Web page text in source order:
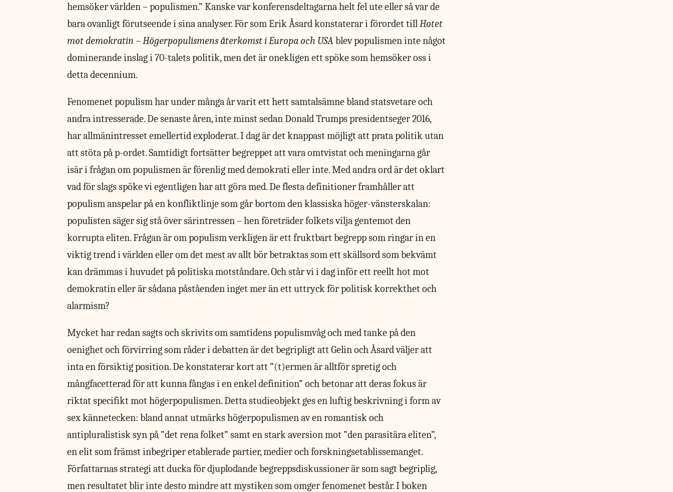
hemsöker världen – populismen.” Kanske var konferensdeltagarna helt fel ute eller så var de
bara ovanligt förutseende i sina analyser. För som Erik Åsard konstaterar i förordet till Hotet
mot demokratin – Högerpopulismens återkomst i Europa och USA blev populismen inte något
dominerande inslag i 70-talets politik, men det är onekligen ett spöke som hemsöker oss i
detta decennium.
Fenomenet populism har under många år varit ett hett samtalsämne bland statsvetare och
andra intresserade. De senaste åren, inte minst sedan Donald Trumps presidentseger 2016,
har allmänintresset emellertid exploderat. I dag är det knappast möjligt att prata politik utan
att stöta på p-ordet. Samtidigt fortsätter begreppet att vara omtvistat och meningarna går
isär i frågan om populismen är förenlig med demokrati eller inte. Med andra ord är det oklart
vad för slags spöke vi egentligen har att göra med. De flesta definitioner framhåller att
populism anspelar på en konfliktlinje som går bortom den klassiska höger-vänsterskalan:
populisten säger sig stå över särintressen – hen företräder folkets vilja gentemot den
korrupta eliten. Frågan är om populism verkligen är ett fruktbart begrepp som ringar in en
viktig trend i världen eller om det mest av allt bör betraktas som ett skällsord som bekvämt
kan drämmas i huvudet på politiska motståndare. Och står vi i dag inför ett reellt hot mot
demokratin eller är sådana påståenden inget mer än ett uttryck för politisk korrekthet och
alarmism?
Mycket har redan sagts och skrivits om samtidens populismvåg och med tanke på den
oenighet och förvirring som råder i debatten är det begripligt att Gelin och Åsard väljer att
inta en försiktig position. De konstaterar kort att ”(t)ermen är alltför spretig och
mångfacetterad för att kunna fångas i en enkel definition” och betonar att deras fokus är
riktat specifikt mot högerpopulismen. Detta studieobjekt ges en luftig beskrivning i form av
sex kännetecken: bland annat utmärks högerpopulismen av en romantisk och
antipluralistisk syn på ”det rena folket” samt en stark aversion mot ”den parasitära eliten”,
en elit som främst inbegriper etablerade partier, medier och forskningsetablissemanget.
Författarnas strategi att ducka för djuplodande begreppsdiskussioner är som sagt begriplig,
men resultatet blir inte desto mindre att mystiken som omger fenomenet består. I boken